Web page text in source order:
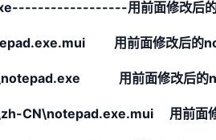
用前面修改后
用前面修改后的
用前面修改后的
CN\notepad.exe.mui 用前面